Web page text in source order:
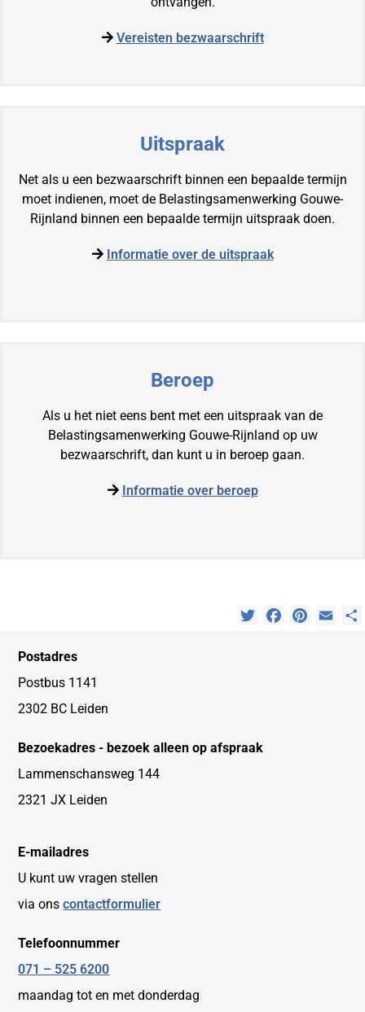
Vereisten bezwaarschrift
Uitspraak
Net als u een bezwaarschrift binnen een bepaalde termijn
moet indienen, moet de Belastingsamenwerking Gouwe-
Rijnland binnen een bepaalde termijn uitspraak doen.
Informatie over de uitspraak
Beroep
Als u het niet eens bent met een uitspraak van de
Belastingsamenwerking Gouwe-Rijnland op uw
bezwaarschrift, dan kunt u in beroep gaan.
Informatie over beroep
TwitterFacebookPinterest
Postadres
Postbus 1141
2302 BC Leiden
Bezoekadres - bezoek alleen op afspraak
Lammenschansweg 144
2321 JX Leiden
E-mailadres
U kunt uw vragen stellen
via onscontactformulier
Telefoonnummer
071 – 525 6200
maandag tot en met donderdag